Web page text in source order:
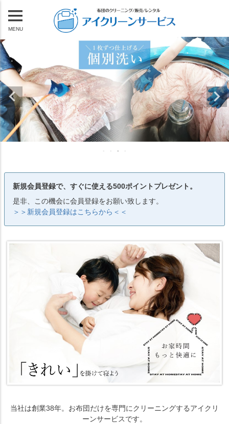
MENU
新規会員登録で、すぐに使える500ポイントプレゼント。
是非、この機会に会員登録をお願い致します。
＞＞新規会員登録はこちらから＜＜
当社は創業38年。お布団だけを専門にクリーニングするアイクリ
ーンサービスです。